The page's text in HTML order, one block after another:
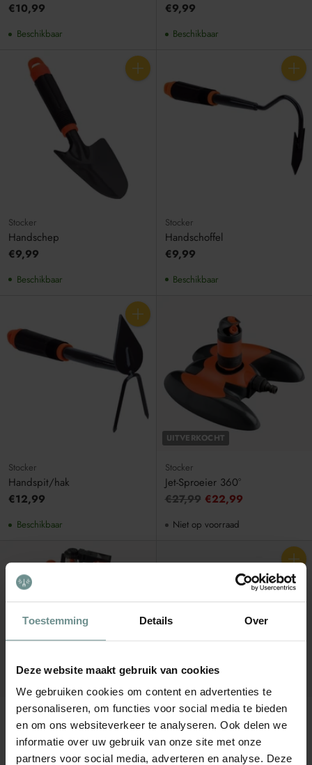
Toestemming Details Over
Deze website maakt gebruik van cookies
We gebruiken cookies om content en advertenties te
personaliseren, om functies voor social media te bieden
en om ons websiteverkeer te analyseren. Ook delen we
informatie over uw gebruik van onze site met onze
partners voor social media, adverteren en analyse. Deze
€10,99
Beschikbaar
€9,99
Beschikbaar
Aantal
Stocker
Handschep
€9,99
Beschikbaar
Aantal
Stocker
Handschoffel
€9,99
Beschikbaar
Aantal
Stocker
Handspit/hak
€12,99
Beschikbaar
UITVERKOCHT
Stocker
Jet-Sproeier 360°
Adviesprijs
€27,99 €22,99
Niet op voorraad
Stocker
Klepelsproeier op Piket
Adviesprijs
€9,99 €7,99
Aantal
Stocker
Klimaatdoek 1,6 x 10m
(30g/m²)
€14,99